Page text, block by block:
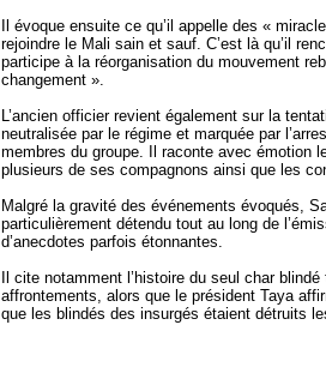
Il évoque ensuite ce qu’il appelle des «
rejoindre le Mali sain et sauf. C’est là qu’il
participe à la réorganisation du mouvement
changement ».
L’ancien officier revient également sur la
neutralisée par le régime et marquée par
membres du groupe. Il raconte avec émotion
plusieurs de ses compagnons ainsi que les
Malgré la gravité des événements évoqués,
particulièrement détendu tout au long de
d’anecdotes parfois étonnantes.
Il cite notamment l’histoire du seul char
affrontements, alors que le président Taya
que les blindés des insurgés étaient détruits